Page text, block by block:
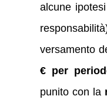
alcune
versamento
€ per
punito con la